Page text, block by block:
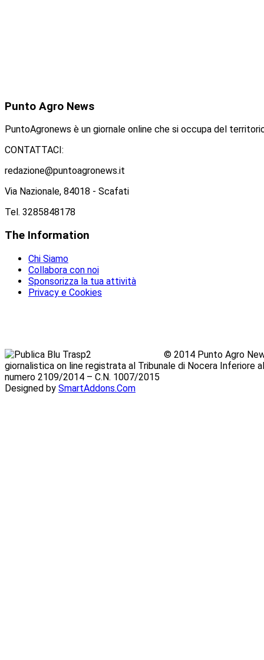
Punto Agro News
PuntoAgronews è un giornale online che si occupa del
CONTATTACI:
redazione@puntoagronews.it
Via Nazionale, 84018 - Scafati
Tel. 3285848178
The Information
Chi Siamo
Collabora con noi
Sponsorizza la tua attività
Privacy e Cookies
© 2014 Punto Agro
giornalistica on line registrata al Tribunale di Nocera Inferiore
numero 2109/2014 – C.N. 1007/2015
Designed by SmartAddons.Com